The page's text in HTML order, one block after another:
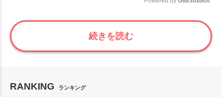
Mute
続きを読む
RANKING ランキング